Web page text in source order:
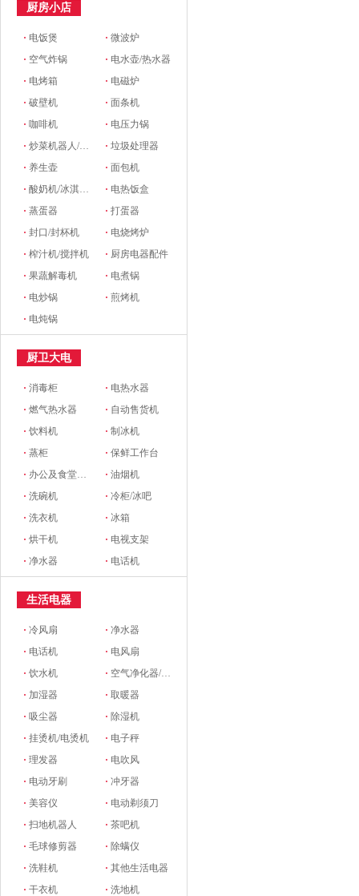
厨房小店
· 电饭煲 ·微波炉
· 空气炸锅 · 电水壶/热水器
· 电烤箱 · 电磁炉
·破壁机 ·面条机
·咖啡机 · 电压力锅
·炒菜机器人/料理机 ·垃圾处理器
· 养生壶 ·面包机
·酸奶机/冰淇淋机 · 电热饭盒
·蒸蛋器 ·打蛋器
·封口/封杯机 · 电烧烤炉
·榨汁机/搅拌机 · 厨房电器配件
·果蔬解毒机 · 电煮锅
· 电炒锅 ·煎烤机
· 电炖锅
厨卫大电
·消毒柜 · 电热水器
·燃气热水器 · 自动售货机
·饮料机 ·制冰机
·蒸柜 ·保鲜工作台
· 办公及食堂开水器 ·油烟机
·洗碗机 ·冷柜/冰吧
·洗衣机 ·冰箱
·烘干机 · 电视支架
·净水器 · 电话机
生活电器
·冷风扇 ·净水器
· 电话机 · 电风扇
·饮水机 · 空气净化器/新风系统
· 加湿器 ·取暖器
·吸尘器 · 除湿机
·挂烫机/电烫机 · 电子秤
·理发器 · 电吹风
· 电动牙刷 ·冲牙器
·美容仪 · 电动剃须刀
·扫地机器人 ·茶吧机
·毛球修剪器 · 除螨仪
·洗鞋机 ·其他生活电器
·干衣机 ·洗地机